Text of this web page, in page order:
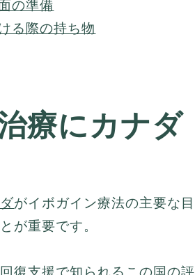
の準備
る際の持ち物
療にカナダ
がイボガイン療法の主要な目
が重要です。